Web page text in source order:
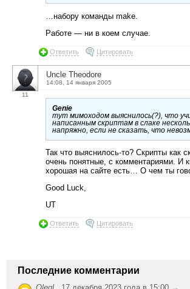
…набору команды make.
Работе — ни в коем случае.
Ответить Цитировать
11
Uncle Theodore
14:08, 14 января 2005
Genie
тут мимоходом выяснилось(?), что
написанным скриптам в слаке
напряжно, если не сказать, что
Так что выяснилось-то? Скрипты как
очень понятные, с комментариями. И
хорошая на сайте есть… О чем ты
Good Luck,
UT
Ответить Цитировать
Последние комментарии